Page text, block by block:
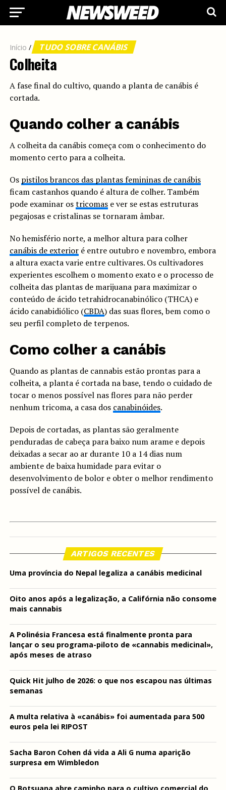
Início / TUDO SOBRE CANÁBIS
Colheita
A fase final do cultivo, quando a planta de canábis é
cortada.
Quando colher a canábis
A colheita da canábis começa com o conhecimento do
momento certo para a colheita.
Os pistilos brancos das plantas femininas de canábis
ficam castanhos quando é altura de colher. Também
pode examinar ostricomase ver se estas estruturas
pegajosas e cristalinas se tornaram âmbar.
No hemisfério norte, a melhor altura para colher
canábis de exterioré entre outubro e novembro, embora
a altura exacta varie entre cultivares. Os cultivadores
experientes escolhem o momento exato e o processo de
colheita das plantas de marijuana para maximizar o
conteúdo de ácido tetrahidrocanabinólico (THCA) e
ácido canabidiólico (CBDA) das suas flores, bem como o
seu perfil completo de terpenos.
Como colher a canábis
Quando as plantas de cannabis estão prontas para a
colheita, a planta é cortada na base, tendo o cuidado de
tocar o menos possível nas flores para não perder
nenhum tricoma, a casa dos canabinóides.
Depois de cortadas, as plantas são geralmente
penduradas de cabeça para baixo num arame e depois
deixadas a secar ao ar durante 10 a 14 dias num
ambiente de baixa humidade para evitar o
desenvolvimento de bolor e obter o melhor rendimento
possível de canábis.
ARTIGOS RECENTES
Uma província do Nepal legaliza a canábis medicinal
Oito anos após a legalização, a Califórnia não consome
mais cannabis
A Polinésia Francesa está finalmente pronta para
lançar o seu programa-piloto de «cannabis medicinal»,
após meses de atraso
Quick Hit julho de 2026: o que nos escapou nas últimas
semanas
A multa relativa à «canábis» foi aumentada para 500
euros pela lei RIPOST
Sacha Baron Cohen dá vida a Ali G numa aparição
surpresa em Wimbledon